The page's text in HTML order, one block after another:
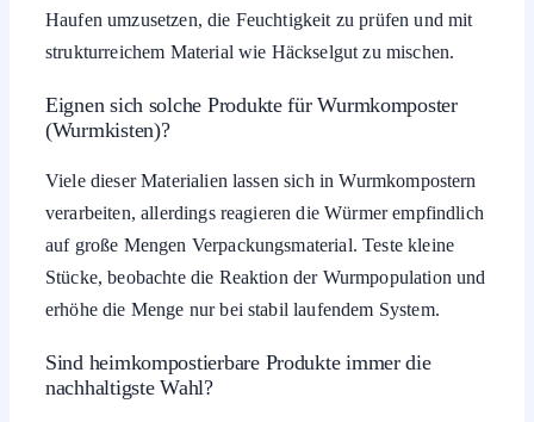
Haufen umzusetzen, die Feuchtigkeit zu prüfen und mit
strukturreichem Material wie Häckselgut zu mischen.
Eignen sich solche Produkte für Wurmkomposter
(Wurmkisten)?
Viele dieser Materialien lassen sich in Wurmkompostern
verarbeiten, allerdings reagieren die Würmer empfindlich
auf große Mengen Verpackungsmaterial. Teste kleine
Stücke, beobachte die Reaktion der Wurmpopulation und
erhöhe die Menge nur bei stabil laufendem System.
Sind heimkompostierbare Produkte immer die
nachhaltigste Wahl?